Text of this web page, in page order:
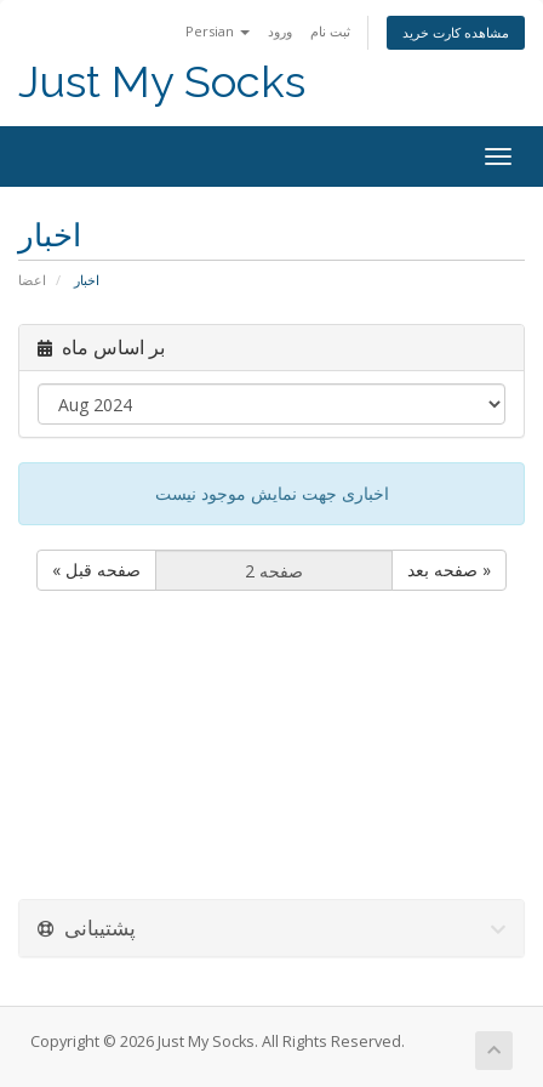
Persian ورود ثبت نام مشاهده کارت خرید
Just My Socks
اخبار
اعضا اخبار
بر اساس ماه
اخباری جهت نمایش موجود نیست
« صفحه قبل صفحه بعد »
پشتیبانی
Copyright © 2026 Just My Socks. All Rights Reserved.